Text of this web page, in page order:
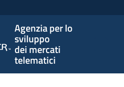
Agenzia per lo
sviluppo
dei mercati
telematici